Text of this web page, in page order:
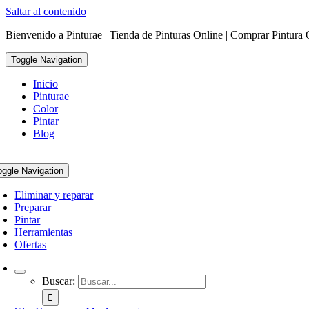
Saltar al contenido
Bienvenido a Pinturae | Tienda de Pinturas Online | Comprar Pintura
Toggle Navigation
Inicio
Pinturae
Color
Pintar
Blog
Navigation
Eliminar y reparar
Preparar
Pintar
Herramientas
Ofertas
Buscar: